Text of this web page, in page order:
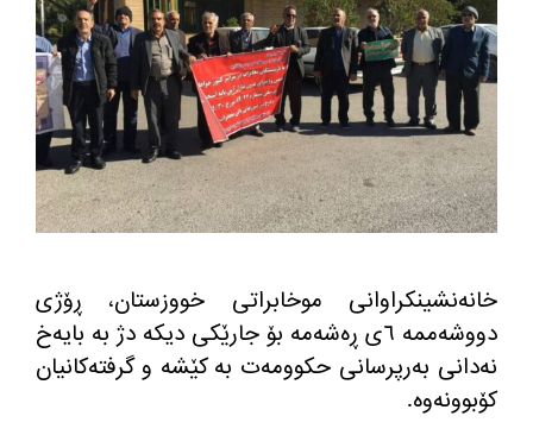
خانه‌نشینكراوانی موخابراتی خووزستان، ڕۆژی
دووشه‌ممه‌ ٦ی ڕه‌شه‌مه‌ بۆ جارێكی دیكه‌ دژ به‌ بایه‌خ
نه‌دانی به‌رپرسانی حكوومه‌ت به‌ كێشه‌ و گرفته‌كانیان
كۆبوونه‌وه‌.